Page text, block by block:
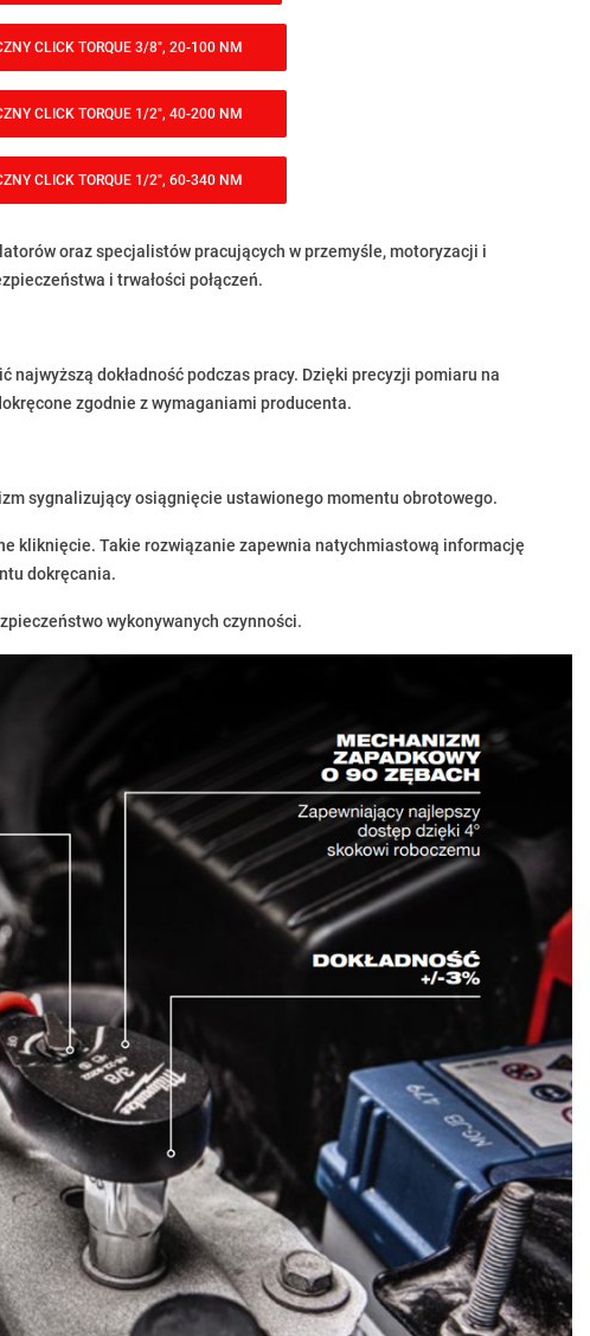
CLICK TORQUE 3/8", 20-100 NM
CLICK TORQUE 1/2", 40-200 NM
CLICK TORQUE 1/2", 60-340 NM
oraz specjalistów pracujących w przemyśle, motoryzacji i
i trwałości połączeń.
dokładność podczas pracy. Dzięki precyzji pomiaru na
zgodnie z wymaganiami producenta.
sygnalizujący osiągnięcie ustawionego momentu obrotowego.
kliknięcie. Takie rozwiązanie zapewnia natychmiastową informację
dokręcania.
wykonywanych czynności.